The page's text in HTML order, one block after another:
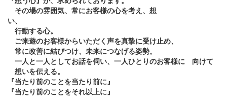
その場の雰囲気、常にお客様の心を考え、想
い、
行動する心。
ご来遊のお客様からいただく声を真摯に受け止め、
常に改善に結びつけ、未来につなげる姿勢。
一人と一人としてお話を伺い、一人ひとりのお客様に 向けて
想いを伝える。
『当たり前のことを当たり前に』
『当たり前のことをそれ以上に』